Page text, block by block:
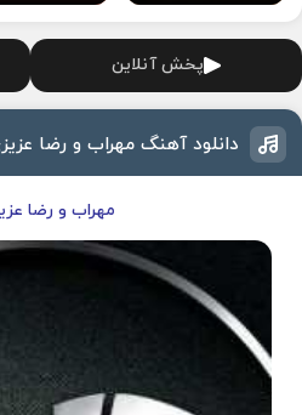
پخش آنلاین
دانلود آهنگ مهراب و رضا
مهراب و رضا